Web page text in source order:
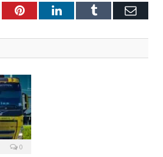
PinterestLinkedInTumblr
0